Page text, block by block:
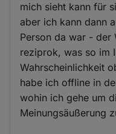
mich sieht kann für
aber ich kann dann
Person da war - der
reziprok, was so im
Wahrscheinlichkeit
habe ich offline in
wohin ich gehe um
Meinungsäußerung